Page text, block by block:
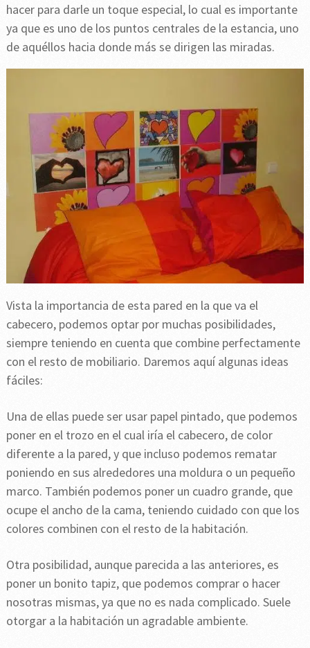
hacer para darle un toque especial, lo cual es importante
ya que es uno de los puntos centrales de la estancia, uno
de aquéllos hacia donde más se dirigen las miradas.
Vista la importancia de esta pared en la que va el
cabecero, podemos optar por muchas posibilidades,
siempre teniendo en cuenta que combine perfectamente
con el resto de mobiliario. Daremos aquí algunas ideas
fáciles:
Una de ellas puede ser usar papel pintado, que podemos
poner en el trozo en el cual iría el cabecero, de color
diferente a la pared, y que incluso podemos rematar
poniendo en sus alrededores una moldura o un pequeño
marco. También podemos poner un cuadro grande, que
ocupe el ancho de la cama, teniendo cuidado con que los
colores combinen con el resto de la habitación.
Otra posibilidad, aunque parecida a las anteriores, es
poner un bonito tapiz, que podemos comprar o hacer
nosotras mismas, ya que no es nada complicado. Suele
otorgar a la habitación un agradable ambiente.